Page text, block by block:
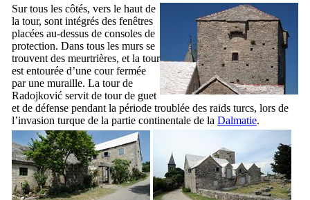
Sur tous les côtés, vers le haut de
la tour, sont intégrés des fenêtres
placées au-dessus de consoles de
protection. Dans tous les murs se
trouvent des meurtrières, et la tour
est entourée d’une cour fermée
par une muraille. La tour de
Radojković servit de tour de guet
et de défense pendant la période troublée des raids turcs, lors de
l’invasion turque de la partie continentale de la Dalmatie.